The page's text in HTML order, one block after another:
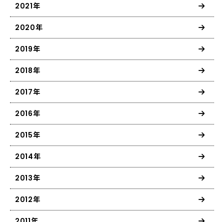
2021年
2020年
2019年
2018年
2017年
2016年
2015年
2014年
2013年
2012年